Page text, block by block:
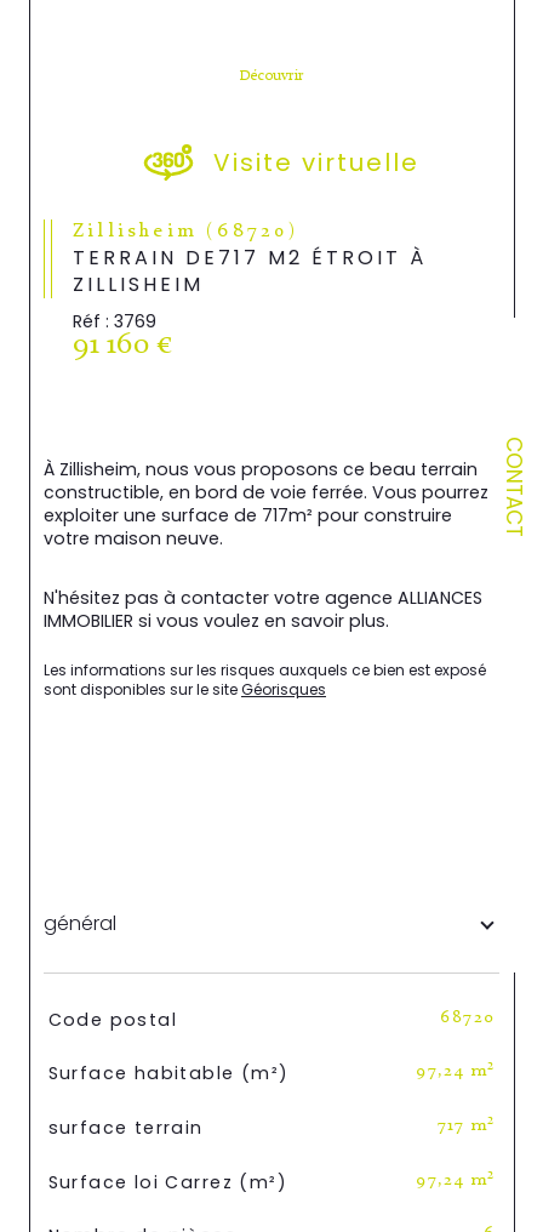
CONTACT
Découvrir
Visite virtuelle
Zillisheim (68720)
TERRAIN DE717 M2 ÉTROIT À
ZILLISHEIM
Réf : 3769
91 160 €
À Zillisheim, nous vous proposons ce beau terrain
constructible, en bord de voie ferrée. Vous pourrez
exploiter une surface de 717m² pour construire
votre maison neuve.
N'hésitez pas à contacter votre agence ALLIANCES
IMMOBILIER si vous voulez en savoir plus.
Les informations sur les risques auxquels ce bien est exposé
sont disponibles sur le site Géorisques
général
TRAD_SIROCCO_Caracteristique
Code postal 68720
Surface habitable (m²) 97,24 m²
surface terrain 717 m²
Surface loi Carrez (m²) 97,24 m²